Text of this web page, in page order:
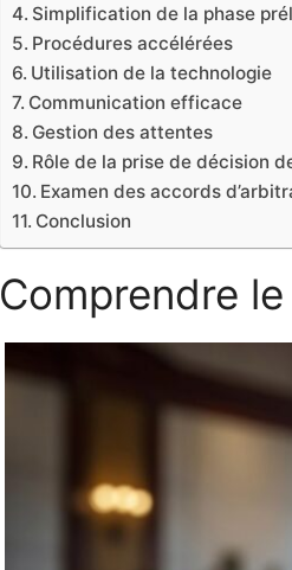
Simplification de la phase
Procédures accélérées
Utilisation de la technologie
Communication efficace
Gestion des attentes
Rôle de la prise de décision
Examen des accords
Conclusion
Comprendre